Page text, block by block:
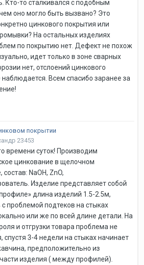
Кто-то сталкивался с подобным
оно могло быть вызвано? Это
цинкового покрытия или
На остальных изделиях
по покрытию нет. Дефект не похож
идет только в зоне сварных
нет, отслоений цинкового
Всем спасибо заранее за
покрытии
23453
времени суток! Производим
цинкование в щелочном
состав: NaOH, ZnO,
Изделие представляет собой
длина изделий 1.5-2.5м,
с проблемой подтеков на стыках
или же по всей длине детали. На
и отгрузки товара проблема не
спустя 3-4 недели на стыках начинает
предположительно из
изделия ( между профилей).